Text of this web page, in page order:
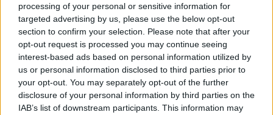
processing of your personal or sensitive information for
targeted advertising by us, please use the below opt-out
section to confirm your selection. Please note that after your
opt-out request is processed you may continue seeing
interest-based ads based on personal information utilized by
us or personal information disclosed to third parties prior to
your opt-out. You may separately opt-out of the further
disclosure of your personal information by third parties on the
IAB’s list of downstream participants. This information may
Προσθέστε το ΕΘΝΟΣ στη Google